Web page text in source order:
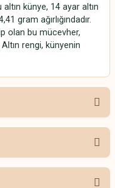
künye, 14 ayar altın
gram ağırlığındadır.
olan bu mücevher,
rengi, künyenin
yapın!